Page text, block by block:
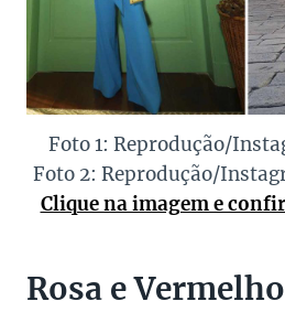
Foto 1: Reprodução/
Foto 2: Reprodução/
Clique na imagem e
Rosa e Vermelho